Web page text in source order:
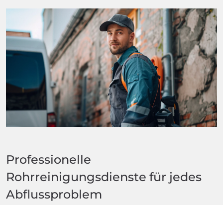
Professionelle
Rohrreinigungsdienste für jedes
Abflussproblem